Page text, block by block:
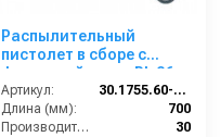
Распылительный
пистолет в сборе с
форсункой курок RL 26
М22х1,5ш 700 мм.
(Изогнутый)
Артикул:
30.1755.60-700 ZINK PA 26
Длина (мм):
700
Производительность (л/мин):
30